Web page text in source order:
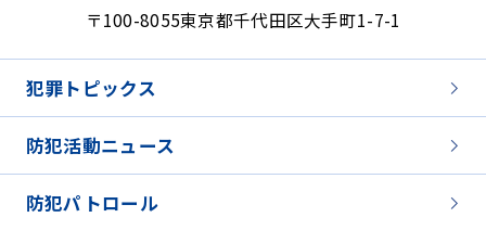
〒100-8055東京都千代田区大手町1-7-1
犯罪トピックス
防犯活動ニュース
防犯パトロール